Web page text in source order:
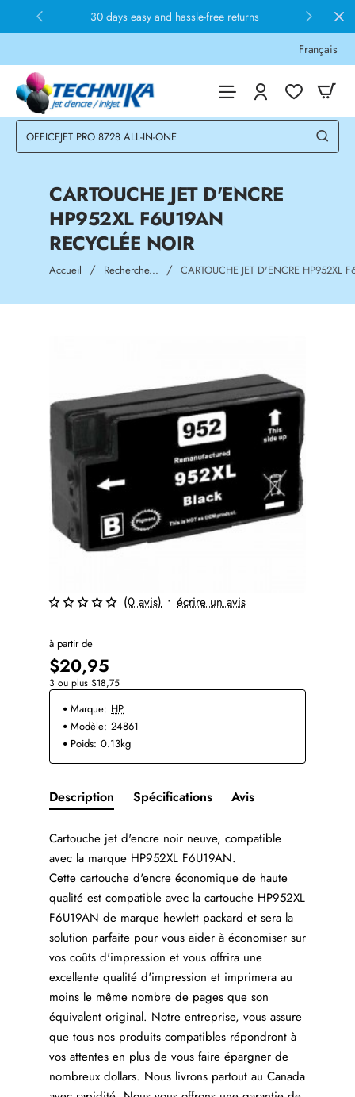
30 days easy and hassle-free returns
Français
CARTOUCHE JET D'ENCRE
HP952XL F6U19AN
RECYCLÉE NOIR
Accueil homeRecherche... CARTOUCHE JET D'ENCRE HP952XL
(0 avis) • écrire un avis
à partir de
$20,95
3 ou plus $18,75
Marque: HP
Modèle: 24861
Poids: 0.13kg
Description Spécifications Avis
Cartouche jet d'encre noir neuve, compatible
avec la marque HP952XL F6U19AN.
Cette cartouche d'encre économique de haute
qualité est compatible avec la cartouche HP952XL
F6U19AN de marque hewlett packard et sera la
solution parfaite pour vous aider à économiser sur
vos coûts d'impression et vous offrira une
excellente qualité d'impression et imprimera au
moins le même nombre de pages que son
équivalent original. Notre entreprise, vous assure
que tous nos produits compatibles répondront à
vos attentes en plus de vous faire épargner de
nombreux dollars. Nous livrons partout au Canada